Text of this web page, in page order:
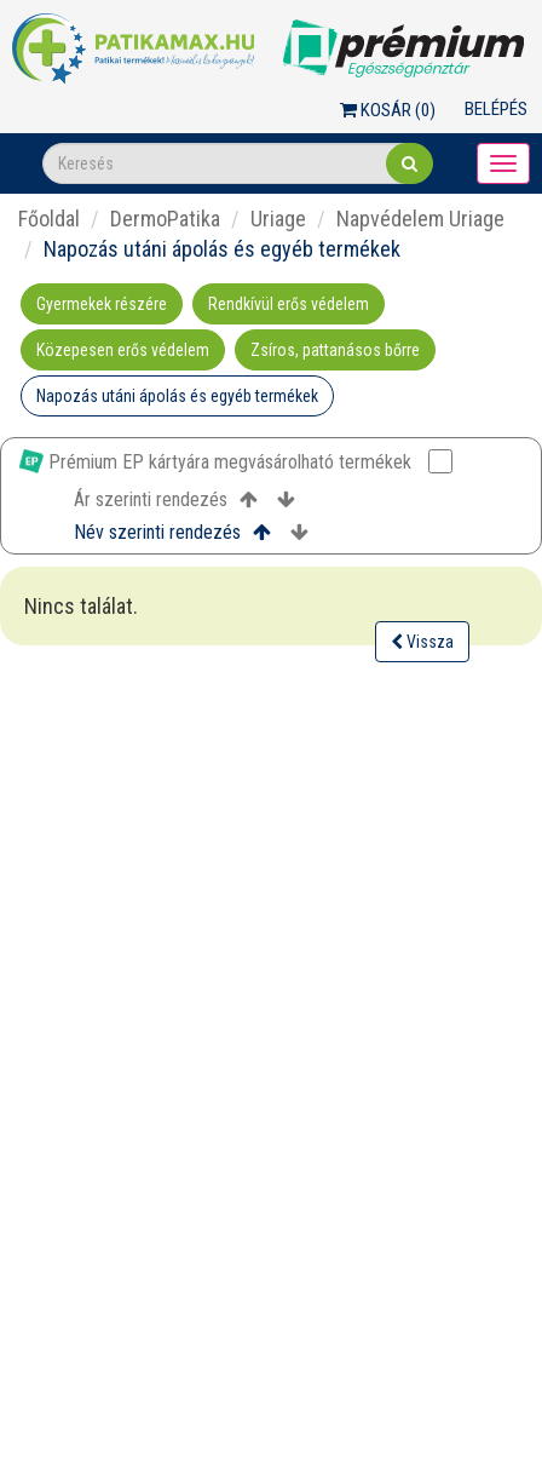
KOSÁR (0) BELÉPÉS
Főoldal DermoPatika Uriage
Napvédelem Uriage
Napozás utáni ápolás és egyéb termékek
Gyermekek részére Rendkívül erős védelem
Közepesen erős védelem Zsíros, pattanásos bőrre
Napozás utáni ápolás és egyéb termékek
Prémium EP kártyára megvásárolható termékek
Ár szerinti rendezés
Név szerinti rendezés
Nincs találat.
Vissza